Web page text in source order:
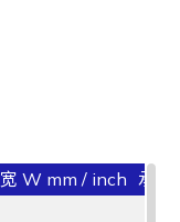
宽 W mm / inch 承受